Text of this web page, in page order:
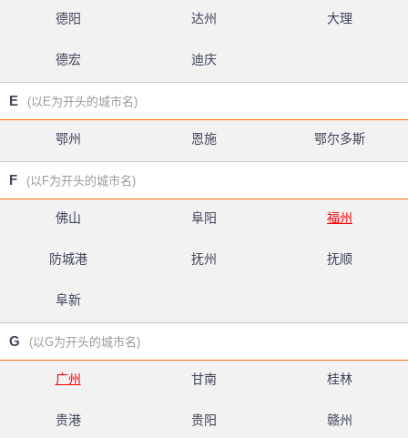
德阳 达州 大理
德宏 迪庆
E (以E为开头的城市名)
鄂州 恩施 鄂尔多斯
F (以F为开头的城市名)
佛山 阜阳 福州
防城港 抚州 抚顺
阜新
G (以G为开头的城市名)
广州 甘南 桂林
贵港 贵阳 赣州